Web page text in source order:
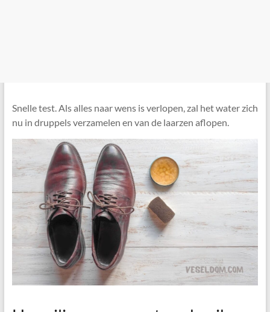
Snelle test. Als alles naar wens is verlopen, zal het water zich
nu in druppels verzamelen en van de laarzen aflopen.